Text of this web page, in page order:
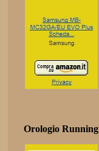
Orologio Running